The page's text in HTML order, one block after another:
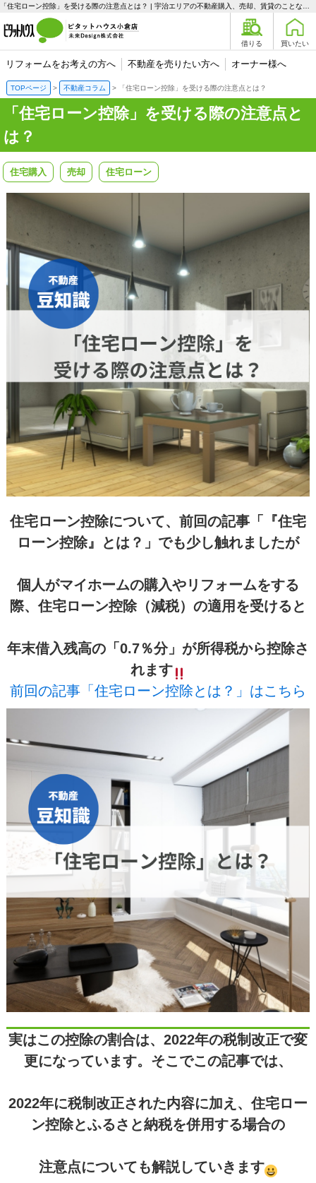
借りる 買いたい
リフォームをお考えの方へ 不動産を売りたい方へ オーナー様へ
TOPページ 不動産コラム 「住宅ローン控除」を受ける際の注意点とは？
「住宅ローン控除」を受ける際の注意点と
は？
住宅購入 売却 住宅ローン
住宅ローン控除について、前回の記事「『住宅
ローン控除』とは？」でも少し触れましたが
個人がマイホームの購入やリフォームをする
際、住宅ローン控除（減税）の適用を受けると
年末借入残高の「0.7％分」が所得税から控除さ
れます
前回の記事「住宅ローン控除とは？」はこちら
実はこの控除の割合は、2022年の税制改正で変
更になっています。そこでこの記事では、
2022年に税制改正された内容に加え、住宅ロー
ン控除とふるさと納税を併用する場合の
注意点についても解説していきます